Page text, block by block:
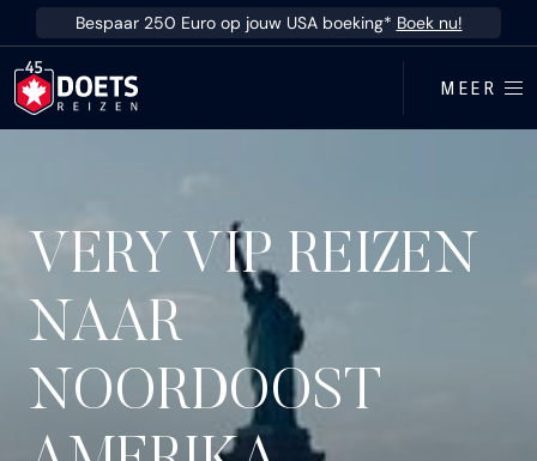
Ga direct naar inhoud
Bespaar 250 Euro op jouw USA boeking* Boek nu!
MEER
VERY VIP REIZEN
NAAR
NOORDOOST